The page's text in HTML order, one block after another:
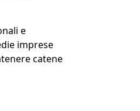
e
imprese
catene